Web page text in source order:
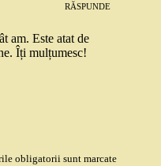
RĂSPUNDE
am. Este atat de
Îți mulțumesc!
obligatorii sunt marcate